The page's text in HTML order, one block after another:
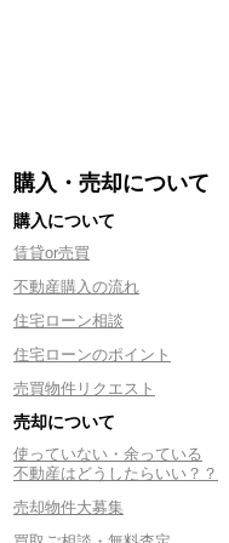
購入・売却について
購入について
賃貸or売買
不動産購入の流れ
住宅ローン相談
住宅ローンのポイント
売買物件リクエスト
売却について
使っていない・余っている
不動産はどうしたらいい？？
売却物件大募集